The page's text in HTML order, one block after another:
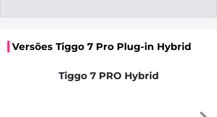
Versões Tiggo 7 Pro Plug-in Hybrid
Tiggo 7 PRO Hybrid